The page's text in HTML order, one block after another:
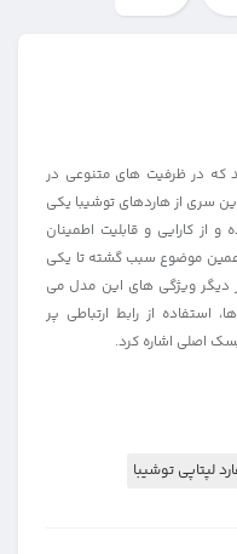
که در ظرفیت های متنوعی در
سری از هاردهای توشیبا یکی
از کارایی و قابلیت اطمینان
همین موضوع سبب گشته تا یکی
دیگر ویژگی های این مدل می
استفاده از رابط ارتباطی پر
اصلی اشاره کرد.
لپتاپی توشیبا